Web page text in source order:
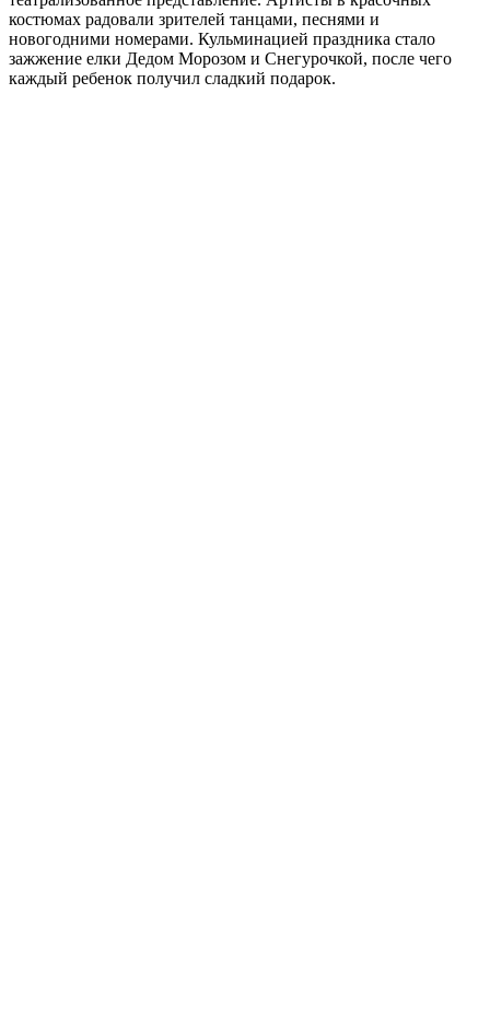
костюмах радовали зрителей танцами, песнями и
новогодними номерами. Кульминацией праздника стало
зажжение елки Дедом Морозом и Снегурочкой, после чего
каждый ребенок получил сладкий подарок.